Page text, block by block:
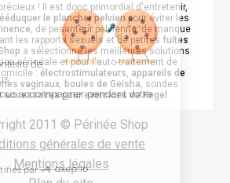
! Il est donc primordial d'entretenir,
le plancher pelvien pour éviter les
, de pesanteur pelvienne, de manque
les rapports sexuels et de petites fuites
a sélectionné les meilleures solutions
périnéale et pour l'auto-traitement de
: électrostimulateurs appareils de
vaginaux, boules de Geisha , sondes
accessoires pour exercices de Kegel
2011 © Périnée Shop
générales de vente
Mentions légales
que le contenu de
de vous
bien vous accompagner pendant votre
certifiés par